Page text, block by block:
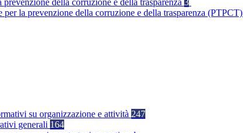
prevenzione della corruzione e della trasparenza 3
per la prevenzione della corruzione e della trasparenza (PTPCT)
su organizzazione e attività 247
generali 164